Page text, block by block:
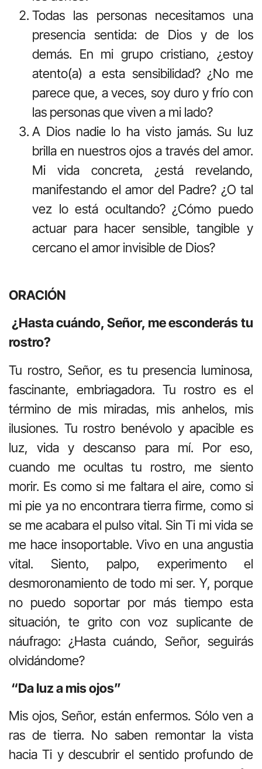
Todas las personas necesitamos una
presencia sentida: de Dios y de los
demás. En mi grupo cristiano, ¿estoy
atento(a) a esta sensibilidad? ¿No me
parece que, a veces, soy duro y frío con
las personas que viven a mi lado?
A Dios nadie lo ha visto jamás. Su luz
brilla en nuestros ojos a través del amor.
Mi vida concreta, ¿está revelando,
manifestando el amor del Padre? ¿O tal
vez lo está ocultando? ¿Cómo puedo
actuar para hacer sensible, tangible y
cercano el amor invisible de Dios?
ORACIÓN
¿Hasta cuándo, Señor, me esconderás tu
rostro?
Tu rostro, Señor, es tu presencia luminosa,
fascinante, embriagadora. Tu rostro es el
término de mis miradas, mis anhelos, mis
ilusiones. Tu rostro benévolo y apacible es
luz, vida y descanso para mí. Por eso,
cuando me ocultas tu rostro, me siento
morir. Es como si me faltara el aire, como si
mi pie ya no encontrara tierra firme, como si
se me acabara el pulso vital. Sin Ti mi vida se
me hace insoportable. Vivo en una angustia
vital. Siento, palpo, experimento el
desmoronamiento de todo mi ser. Y, porque
no puedo soportar por más tiempo esta
situación, te grito con voz suplicante de
náufrago: ¿Hasta cuándo, Señor, seguirás
olvidándome?
“Da luz a mis ojos”
Mis ojos, Señor, están enfermos. Sólo ven a
ras de tierra. No saben remontar la vista
hacia Ti y descubrir el sentido profundo de